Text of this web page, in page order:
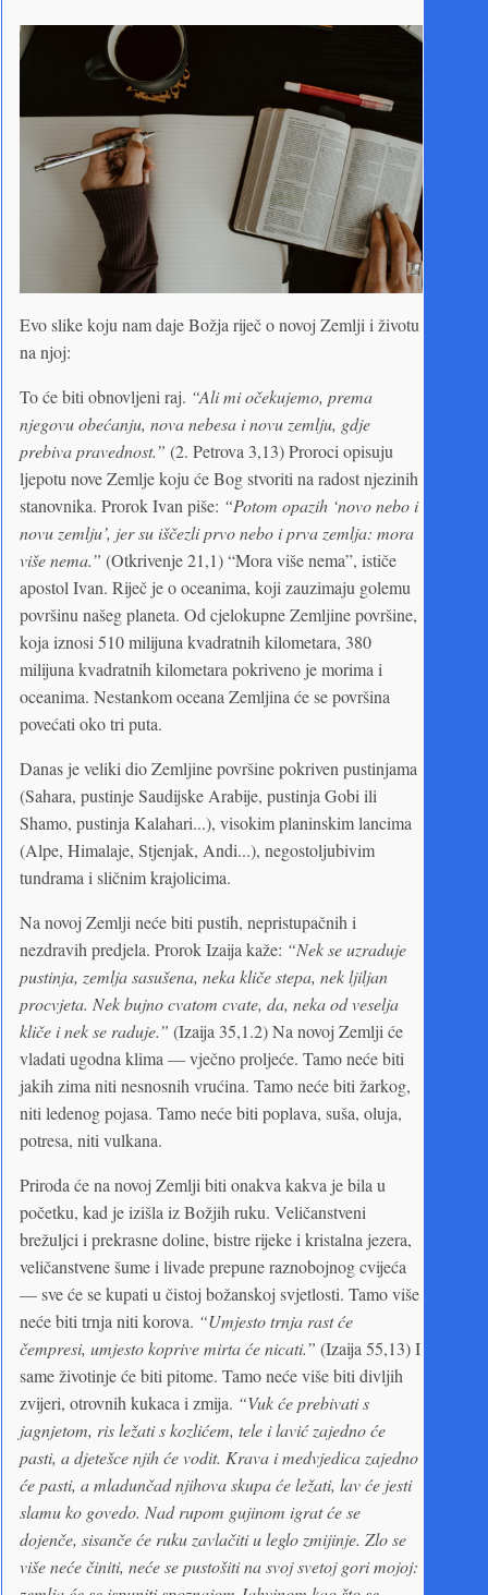
Evo slike koju nam daje Božja riječ o novoj Zemlji i životu
na njoj:
To će biti obnovljeni raj. “Ali mi očekujemo, prema
njegovu obećanju, nova nebesa i novu zemlju, gdje
prebiva pravednost.” (2. Petrova 3,13) Proroci opisuju
ljepotu nove Zemlje koju će Bog stvoriti na radost njezinih
stanovnika. Prorok Ivan piše: “Potom opazih ‘novo nebo i
novu zemlju’, jer su iščezli prvo nebo i prva zemlja: mora
više nema.” (Otkrivenje 21,1) “Mora više nema”, ističe
apostol Ivan. Riječ je o oceanima, koji zauzimaju golemu
površinu našeg planeta. Od cjelokupne Zemljine površine,
koja iznosi 510 milijuna kvadratnih kilometara, 380
milijuna kvadratnih kilometara pokriveno je morima i
oceanima. Nestankom oceana Zemljina će se površina
povećati oko tri puta.
Danas je veliki dio Zemljine površine pokriven pustinjama
(Sahara, pustinje Saudijske Arabije, pustinja Gobi ili
Shamo, pustinja Kalahari...), visokim planinskim lancima
(Alpe, Himalaje, Stjenjak, Andi...), negostoljubivim
tundrama i sličnim krajolicima.
Na novoj Zemlji neće biti pustih, nepristupačnih i
nezdravih predjela. Prorok Izaija kaže: “Nek se uzraduje
pustinja, zemlja sasušena, neka kliče stepa, nek ljiljan
procvjeta. Nek bujno cvatom cvate, da, neka od veselja
kliče i nek se raduje.” (Izaija 35,1.2) Na novoj Zemlji će
vladati ugodna klima — vječno proljeće. Tamo neće biti
jakih zima niti nesnosnih vrućina. Tamo neće biti žarkog,
niti ledenog pojasa. Tamo neće biti poplava, suša, oluja,
potresa, niti vulkana.
Priroda će na novoj Zemlji biti onakva kakva je bila u
početku, kad je izišla iz Božjih ruku. Veličanstveni
brežuljci i prekrasne doline, bistre rijeke i kristalna jezera,
veličanstvene šume i livade prepune raznobojnog cvijeća
— sve će se kupati u čistoj božanskoj svjetlosti. Tamo više
neće biti trnja niti korova. “Umjesto trnja rast će
čempresi, umjesto koprive mirta će nicati.” (Izaija 55,13) I
same životinje će biti pitome. Tamo neće više biti divljih
zvijeri, otrovnih kukaca i zmija. “Vuk će prebivati s
jagnjetom, ris ležati s kozlićem, tele i lavić zajedno će
pasti, a djetešce njih će vodit. Krava i medvjedica zajedno
će pasti, a mladunčad njihova skupa će ležati, lav će jesti
slamu ko govedo. Nad rupom gujinom igrat će se
dojenče, sisanče će ruku zavlačiti u leglo zmijinje. Zlo se
više neće činiti, neće se pustošiti na svoj svetoj gori mojoj: